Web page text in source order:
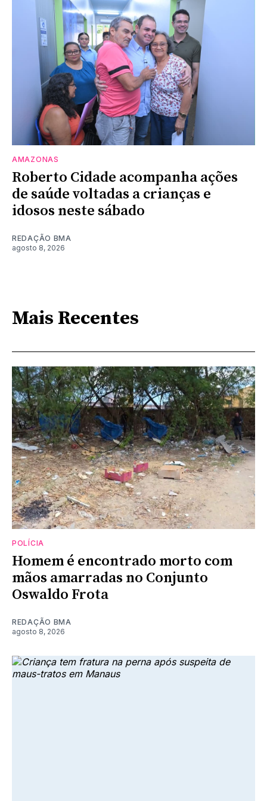
AMAZONAS
Roberto Cidade acompanha ações
de saúde voltadas a crianças e
idosos neste sábado
REDAÇÃO BMA
agosto 8, 2026
Mais Recentes
POLÍCIA
Homem é encontrado morto com
mãos amarradas no Conjunto
Oswaldo Frota
REDAÇÃO BMA
agosto 8, 2026